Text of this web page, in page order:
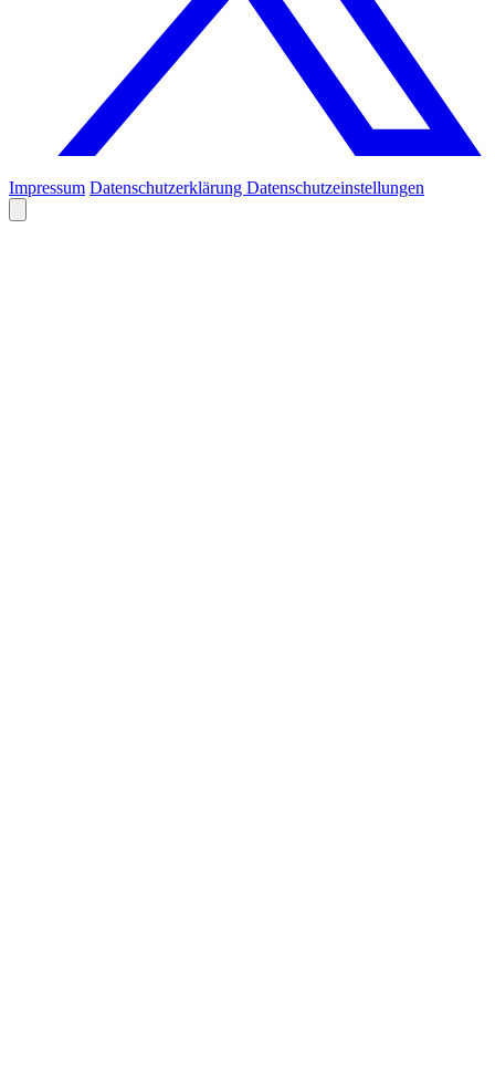
Impressum Datenschutzerklärung Datenschutzeinstellungen